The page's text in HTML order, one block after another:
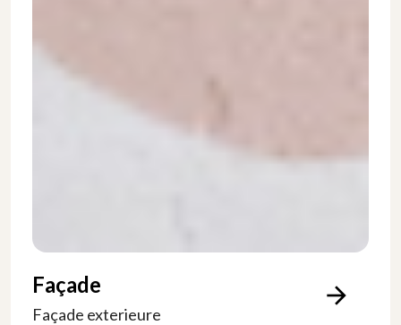
Façade
Façade exterieure
arrow_forward